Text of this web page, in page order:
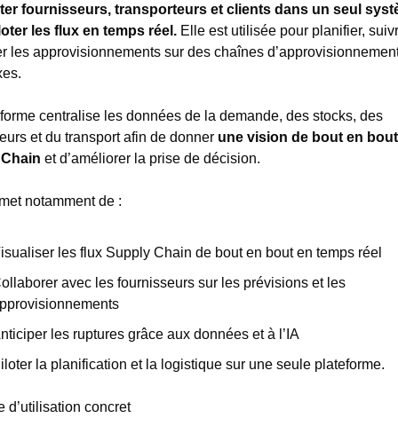
fournisseurs, transporteurs et clients dans un seul
les flux en temps réel. Elle est utilisée pour planifier,
les approvisionnements sur des chaînes
centralise les données de la demande, des stocks, des
et du transport afin de donner une vision de bout en
et d’améliorer la prise de décision.
notamment de :
les flux Supply Chain de bout en bout en temps réel
avec les fournisseurs sur les prévisions et les
les ruptures grâce aux données et à l’IA
la planification et la logistique sur une seule plateforme.
d’utilisation concret